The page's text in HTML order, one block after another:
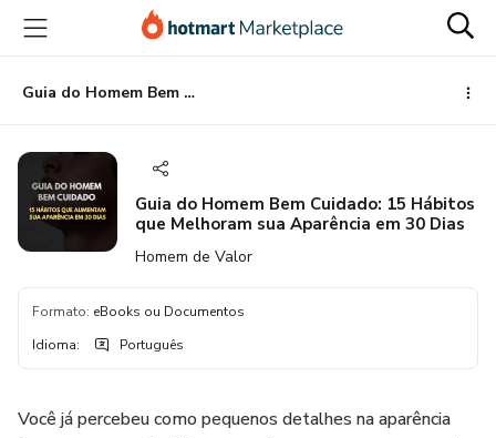
para
conteúdo
principal
para
pagamento
para
rodapé
Guia do Homem Bem Cuidado: 15 Hábitos que Melhoram sua Aparência em 30 Dias
Guia do Homem Bem Cuidado: 15 Hábitos
que Melhoram sua Aparência em 30 Dias
Homem de Valor
Formato: eBooks ou Documentos
Idioma: Português
Você já percebeu como pequenos detalhes na aparência